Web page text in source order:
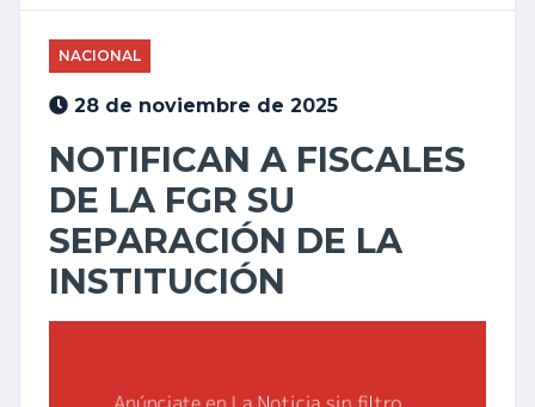
NACIONAL
28 de noviembre de 2025
NOTIFICAN A FISCALES
DE LA FGR SU
SEPARACIÓN DE LA
INSTITUCIÓN